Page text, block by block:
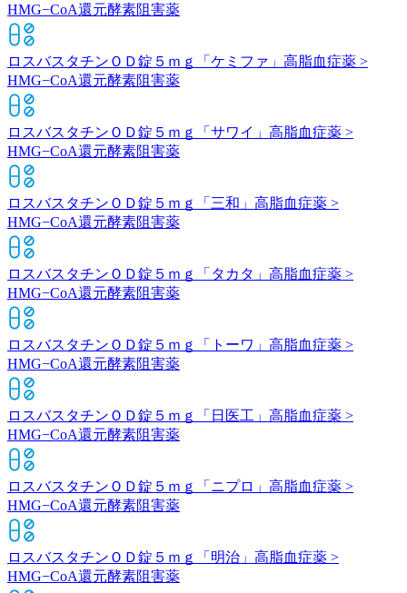
HMG−CoA還元酵素阻害薬
ロスバスタチンＯＤ錠５ｍｇ「ケミファ」 高脂血症薬 >
HMG−CoA還元酵素阻害薬
ロスバスタチンＯＤ錠５ｍｇ「サワイ」 高脂血症薬 >
HMG−CoA還元酵素阻害薬
ロスバスタチンＯＤ錠５ｍｇ「三和」 高脂血症薬 >
HMG−CoA還元酵素阻害薬
ロスバスタチンＯＤ錠５ｍｇ「タカタ」 高脂血症薬 >
HMG−CoA還元酵素阻害薬
ロスバスタチンＯＤ錠５ｍｇ「トーワ」 高脂血症薬 >
HMG−CoA還元酵素阻害薬
ロスバスタチンＯＤ錠５ｍｇ「日医工」 高脂血症薬 >
HMG−CoA還元酵素阻害薬
ロスバスタチンＯＤ錠５ｍｇ「ニプロ」 高脂血症薬 >
HMG−CoA還元酵素阻害薬
ロスバスタチンＯＤ錠５ｍｇ「明治」 高脂血症薬 >
HMG−CoA還元酵素阻害薬